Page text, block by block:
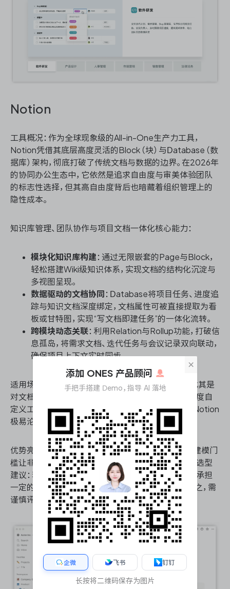
Notion
工具概况：作为全球现象级的All-in-One生产力工具，
Notion凭借其底层高度灵活的Block（块）与Database（数
据库）架构，彻底打破了传统文档与数据的边界。在2026年
的协同办公生态中，它依然是追求自由度与审美体验团队
的标志性选择，但其高自由度背后也暗藏着组织管理上的
隐性成本。
知识库管理、团队协作与项目文档一体化核心能力：
模块化知识库构建 ：通过无限嵌套的Page与Block，
轻松搭建Wiki级知识体系，实现文档的结构化沉淀与
多视图呈现。
数据驱动的文档协同 ：Database将项目任务、进度追
踪与知识文档深度绑定，文档属性可被直接提取为看
板或甘特图，实现“写文档即建任务”的一体化流转。
跨模块动态关联：利用Relation与Rollup功能，打破信
息孤岛，将需求文档、迭代任务与会议记录双向联动，
确保项目上下文实时同步。
适用场景：适合创意设计、轻量级研发或初创团队，尤其是
对文档排版美感有较高要求、业务逻辑非标且需要高度自
定义工作流的组织。若团队缺乏强制的规范约束力，Notion
极易沦为信息沼泽。
优势亮点：极致的编辑体验与排版美学，极低的数据建模门
槛让非技术人员也能快速搭建轻量级项目管理系统。选型
建议：若团队具备较强的信息架构能力且愿为灵活性承担
一定的治理成本，Notion是高性价比的破局之选；反之，需
谨慎评估其落地失控风险。
×
添加 ONES 产品顾问
手把手搭建 Demo，指导 AI 落地
企微 飞书 钉钉
长按将二维码保存为图片